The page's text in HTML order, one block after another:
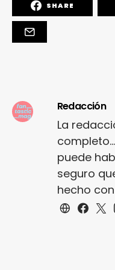
SHARE
Redacción
La
puede
seguro
hecho